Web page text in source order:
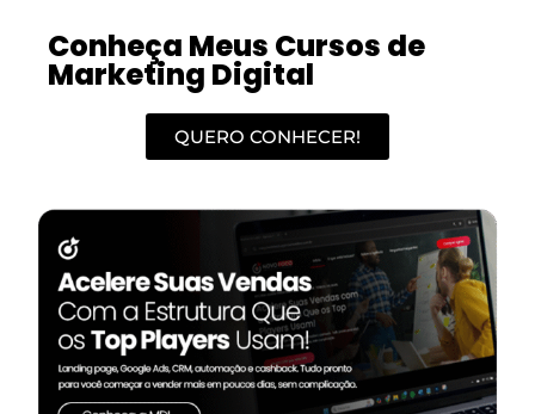
Conheça Meus Cursos de
Marketing Digital
QUERO CONHECER!